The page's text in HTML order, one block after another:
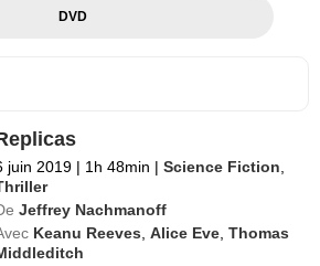
DVD
juin 2019 | 1h 48min | Science Fiction
Jeffrey Nachmanoff
Keanu Reeves ,Alice Eve ,Thomas